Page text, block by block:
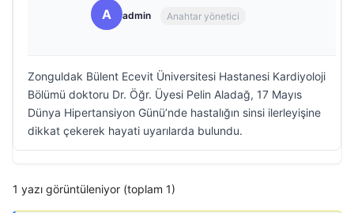
A admin Anahtar yönetici
Zonguldak Bülent Ecevit Üniversitesi Hastanesi Kardiyoloji
Bölümü doktoru Dr. Öğr. Üyesi Pelin Aladağ, 17 Mayıs
Dünya Hipertansiyon Günü’nde hastalığın sinsi ilerleyişine
dikkat çekerek hayati uyarılarda bulundu.
1 yazı görüntüleniyor (toplam 1)